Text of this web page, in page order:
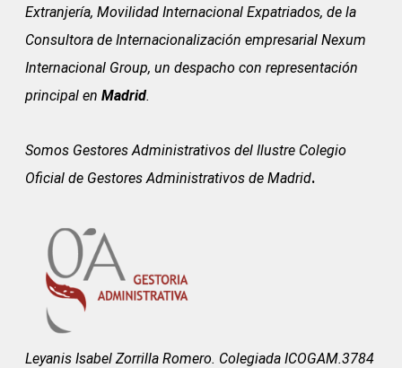
Extranjería, Movilidad Internacional Expatriados, de la
Consultora de Internacionalización empresarial Nexum
Internacional Group, un despacho con representación
principal en Madrid.
Somos Gestores Administrativos del Ilustre Colegio
Oficial de Gestores Administrativos de Madrid.
Leyanis Isabel Zorrilla Romero. Colegiada ICOGAM.3784